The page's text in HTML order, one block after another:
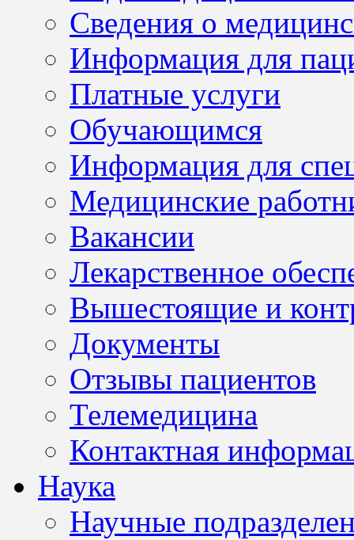
Сведения о
Информация для
Платные услуги
Обучающимся
Информация для
Медицинские
Вакансии
Лекарственное
Вышестоящие и
Документы
Отзывы пациентов
Телемедицина
Контактная
Наука
Научные